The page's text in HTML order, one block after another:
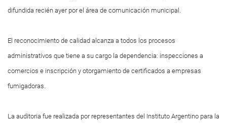
difundida recién ayer por el área de comunicación municipal.
El reconocimiento de calidad alcanza a todos los procesos
administrativos que tiene a su cargo la dependencia: inspecciones a
comercios e inscripción y otorgamiento de certificados a empresas
fumigadoras.
La auditoria fue realizada por representantes del Instituto Argentino para la